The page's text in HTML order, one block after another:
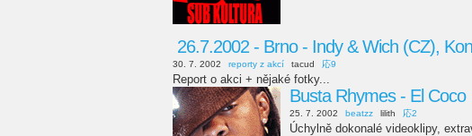
26.7.2002 - Brno - Indy & Wich (CZ),
30. 7. 2002 reporty z akcí tacud 応9
Report o akci + nějaké fotky...
Busta Rhymes - El Coco
25. 7. 2002 beatzz lilith 応2
Úchylně dokonalé videoklipy,